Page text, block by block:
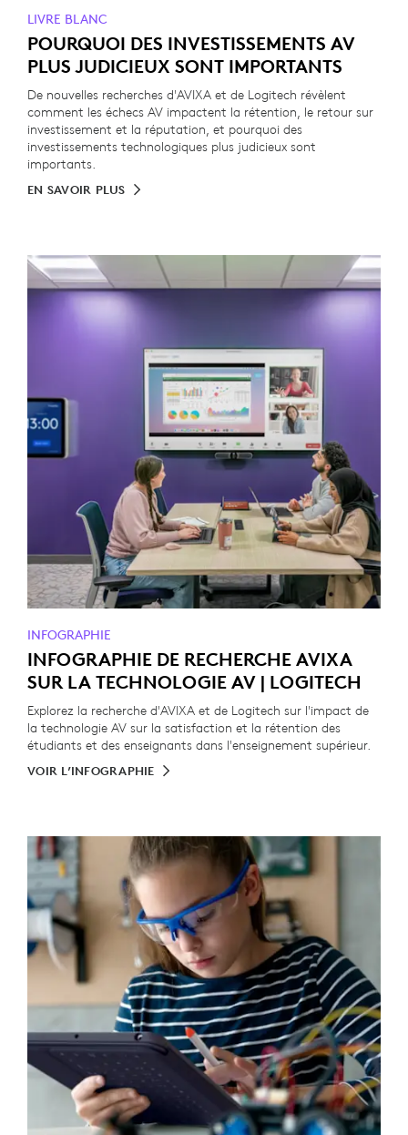
LIVRE BLANC
POURQUOI DES INVESTISSEMENTS AV
PLUS JUDICIEUX SONT IMPORTANTS
De nouvelles recherches d'AVIXA et de Logitech révèlent
comment les échecs AV impactent la rétention, le retour sur
investissement et la réputation, et pourquoi des
investissements technologiques plus judicieux sont
importants.
EN SAVOIR PLUS
INFOGRAPHIE
INFOGRAPHIE DE RECHERCHE AVIXA
SUR LA TECHNOLOGIE AV | LOGITECH
Explorez la recherche d'AVIXA et de Logitech sur l'impact de
la technologie AV sur la satisfaction et la rétention des
étudiants et des enseignants dans l'enseignement supérieur.
VOIR L’INFOGRAPHIE